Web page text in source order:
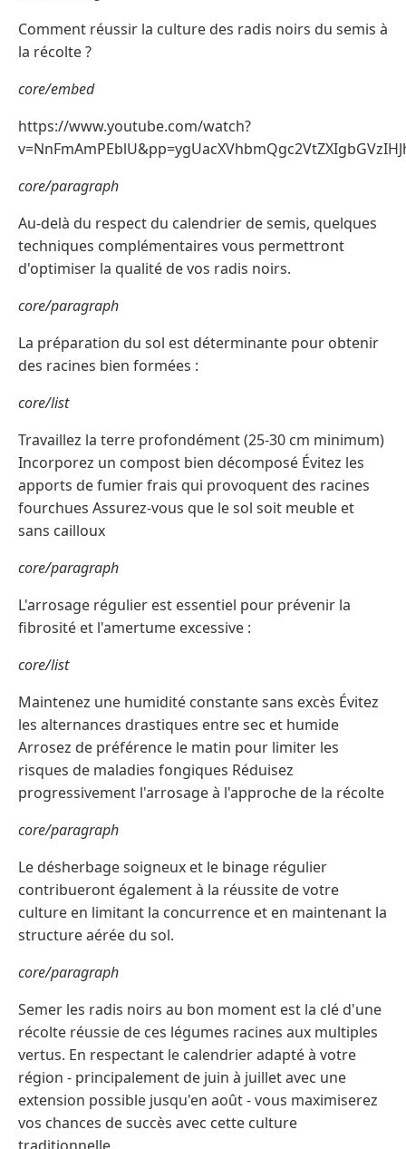
Comment réussir la culture des radis noirs du semis à
la récolte ?
core/embed
https://www.youtube.com/watch?
core/paragraph
Au-delà du respect du calendrier de semis, quelques
techniques complémentaires vous permettront
d'optimiser la qualité de vos radis noirs.
core/paragraph
La préparation du sol est déterminante pour obtenir
des racines bien formées :
core/list
Travaillez la terre profondément (25-30 cm minimum)
Incorporez un compost bien décomposé Évitez les
apports de fumier frais qui provoquent des racines
fourchues Assurez-vous que le sol soit meuble et
sans cailloux
core/paragraph
L'arrosage régulier est essentiel pour prévenir la
fibrosité et l'amertume excessive :
core/list
Maintenez une humidité constante sans excès Évitez
les alternances drastiques entre sec et humide
Arrosez de préférence le matin pour limiter les
risques de maladies fongiques Réduisez
progressivement l'arrosage à l'approche de la récolte
core/paragraph
Le désherbage soigneux et le binage régulier
contribueront également à la réussite de votre
culture en limitant la concurrence et en maintenant la
structure aérée du sol.
core/paragraph
Semer les radis noirs au bon moment est la clé d'une
récolte réussie de ces légumes racines aux multiples
vertus. En respectant le calendrier adapté à votre
région - principalement de juin à juillet avec une
extension possible jusqu'en août - vous maximiserez
vos chances de succès avec cette culture